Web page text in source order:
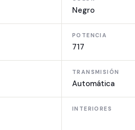
Negro
POTENCIA
717
TRANSMISIÓN
Automática
INTERIORES